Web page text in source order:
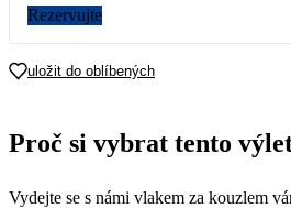
Rezervujte
uložit do oblíbených
Proč si vybrat tento
Vydejte se s námi vlakem za kouzlem